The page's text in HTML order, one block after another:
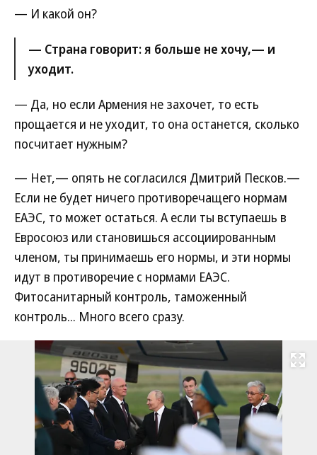
— И какой он?
— Страна говорит: я больше не хочу,— и
уходит.
— Да, но если Армения не захочет, то есть
прощается и не уходит, то она останется, сколько
посчитает нужным?
— Нет,— опять не согласился Дмитрий Песков.—
Если не будет ничего противоречащего нормам
ЕАЭС, то может остаться. А если ты вступаешь в
Евросоюз или становишься ассоциированным
членом, ты принимаешь его нормы, и эти нормы
идут в противоречие с нормами ЕАЭС.
Фитосанитарный контроль, таможенный
контроль... Много всего сразу.
Развернуть